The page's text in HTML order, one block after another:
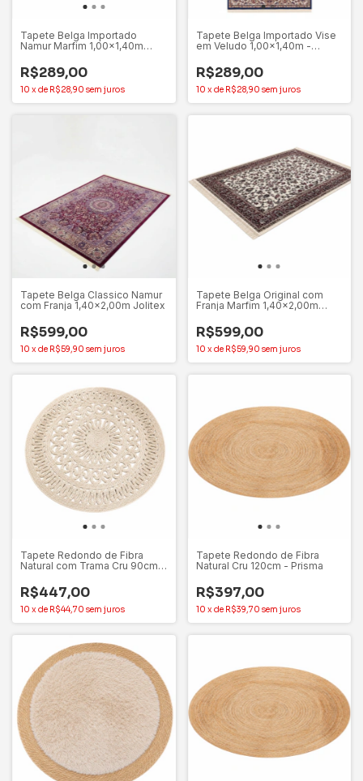
Tapete Belga Importado
Namur Marfim 1,00x1,40m
R$289,00
10 x de R$28,90 sem juros
Tapete Belga Importado Vise
em Veludo 1,00x1,40m -
R$289,00
10 x de R$28,90 sem juros
Tapete Belga Classico Namur
com Franja 1,40x2,00m Jolitex
R$599,00
10 xde R$59,90 sem juros
Tapete Belga Original com
Franja Marfim 1,40x2,00m
R$599,00
10 xde R$59,90 sem juros
Tapete Redondo de Fibra
Natural com Trama Cru 90cm
R$447,00
10 x de R$44,70 sem juros
Tapete Redondo de Fibra
Natural Cru 120cm - Prisma
R$397,00
10 x de R$39,70 sem juros